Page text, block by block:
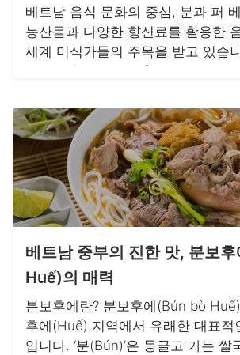
베트남 음식 문화의 중심, 분과 퍼
농산물과 다양한 향신료를 활용한
세계 미식가들의 주목을 받고 있습
음식 모두 쌀을 원료로 한 국수이지
료, 먹는 방식에 있어 뚜렷한 차이
베트남의 다채로운 음식 문화를 잘
베트남 중부의 진한 맛, 분보
Huế)의 매력
분보후에란? 분보후에(Bún bò
후에(Huế) 지역에서 유래한 대표적
입니다. ‘분(Bún)’은 둥글고 가는 쌀